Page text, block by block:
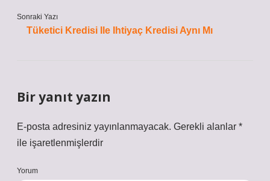
Sonraki Yazı
Tüketici Kredisi Ile Ihtiyaç Kredisi Aynı Mı
Bir yanıt yazın
E-posta adresiniz yayınlanmayacak. Gerekli alanlar *
ile işaretlenmişlerdir
Yorum